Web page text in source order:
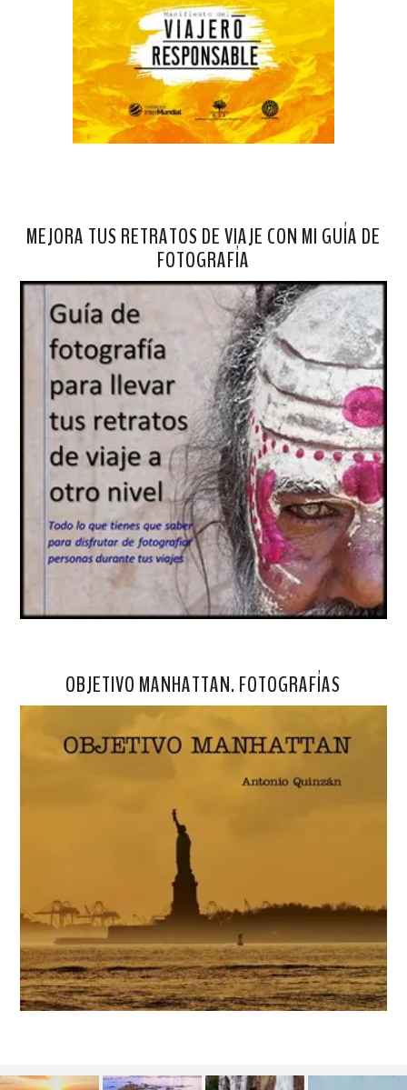
MEJORA TUS RETRATOS DE VIAJE CON MI GUÍA DE
FOTOGRAFÍA
OBJETIVO MANHATTAN. FOTOGRAFÍAS